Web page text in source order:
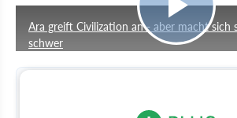
Ara greift Civilization an - aber macht sich
schwer
September 2024